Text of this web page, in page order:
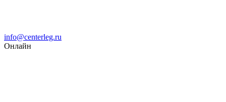
Email
info@centerleg.ru
Онлайн